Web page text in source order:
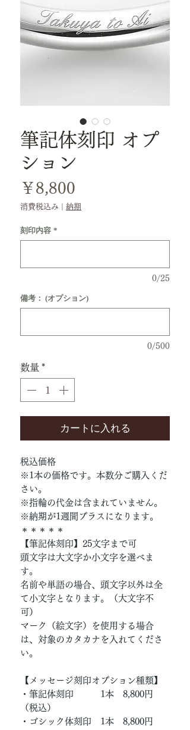
筆記体刻印 オプ
ション
￥8,800
格
消費税込み 納期
刻印内容 *
0/25
備考： (オプション)
0/500
数量 *
カートに入れる
税込価格
※1本の価格です。本数分ご購入くだ
さい。
※指輪の代金は含まれていません。
※納期が1週間プラスになります。
＊＊＊＊＊
【筆記体刻印】25文字まで可
頭文字は大文字か小文字を選べま
す。
名前や単語の場合、頭文字以外は全
て小文字となります。（大文字不
可）
マーク（絵文字）を使用する場合
は、対象のカタカナを入れてくださ
い。
【メッセージ刻印オプション種類】
・筆記体刻印 1本 8,800円
（税込）
・ゴシック体刻印 1本 8,800円